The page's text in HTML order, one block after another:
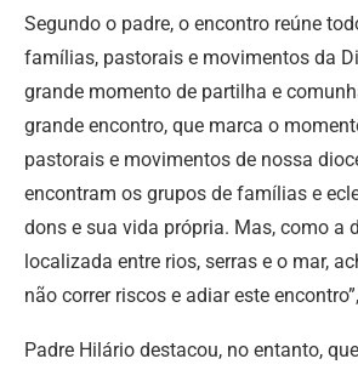
Segundo o padre, o encontro reúne
famílias, pastorais e movimentos da
grande momento de partilha e
grande encontro, que marca o
pastorais e movimentos de nossa
encontram os grupos de famílias e
dons e sua vida própria. Mas, como a
localizada entre rios, serras e o mar,
não correr riscos e adiar este
Padre Hilário destacou, no entanto,